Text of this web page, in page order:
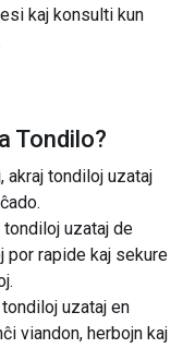
kaj konsulti kun
Tondilo?
akraj tondiloj uzataj
uzataj de
por rapide kaj sekure
uzataj en
viandon, herbojn kaj